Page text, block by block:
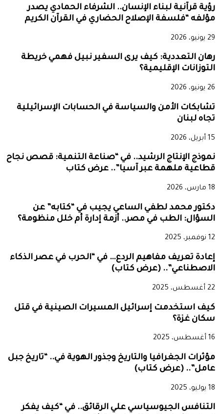
رؤية قرآنية لبناء الإنسان.. الشرفاء الحمادي يصدر
مؤلفه “فلسفة الإصلاح الحضاري في القرآن الكريم
29 يونيو، 2026
رهان التعددية: كيف يرى السفير نبيل فهمي خريطة
التوزانات الإقليمية؟
26 يونيو، 2026
تشابكات الأمن والسياسة في الحسابات الإسرائيلية
تجاه لبنان
15 أبريل، 2026
نموذج الإنتاج الرشيد.. في “صناعة التنمية: قصص نجاح
قطاعية ملهمة عبر آسيا”.. عرض كتاب
18 مارس، 2026
دكتور محمد لطفي الساعي يجيب في “كتابه” عن
السؤال: الطب في مصر.. أزمة إدارة أم خلل منظومة؟
12 نوفمبر، 2025
إعادة تعريف مفاهيم الردع… في “الحرب في عصر الذكاء
الاصطناعي”.. (عرض كتاب)
22 أغسطس، 2025
كيف استخدمت إسرائيل المسيرات الصينية في قتل
سكان غزة؟
16 أغسطس، 2025
مؤثرات الجغرافيا والتاريخ وجذور الهوية في.. “تاريخ جبل
عامل”.. (عرض كتاب)
18 يوليو، 2025
التنافس الجيوسياسي علي الرقائق.. في “كيف يفكر